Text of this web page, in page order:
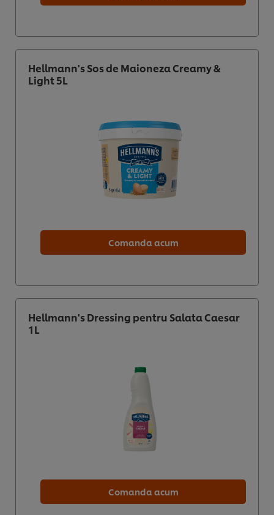
Hellmann's Sos de Maioneza Creamy &
Light 5L
Comanda acum
Hellmann's Dressing pentru Salata Caesar
1L
Comanda acum